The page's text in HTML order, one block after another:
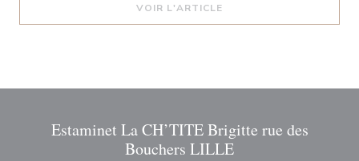
VOIR L'ARTICLE((OUVRE UNE NOUVELLE
Estaminet La CH’TITE Brigitte rue des
Bouchers LILLE